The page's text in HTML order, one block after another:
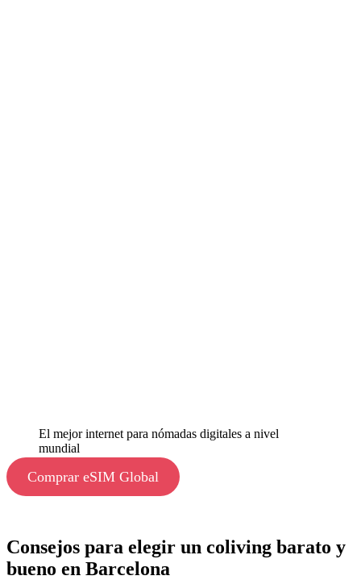
El mejor internet para nómadas digitales a nivel
mundial
Comprar eSIM Global
Consejos para elegir un coliving barato y
bueno en Barcelona